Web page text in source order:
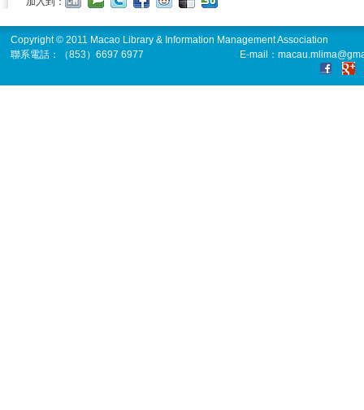
Copyright © 2011 Macao Library & Information Management Association
聯系電話：（853）6697 6977
E-mail：